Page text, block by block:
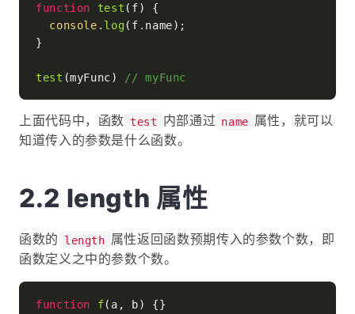
function test ( f) {
console . log(f. name);
}
test (myFunc) // myFunc
上面代码中，函数 test 内部通过 name 属性，就可以
知道传入的参数是什么函数。
length 属性
函数的 length 属性返回函数预期传入的参数个数，即
函数定义之中的参数个数。
function f( a, b) {}